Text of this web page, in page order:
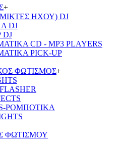
+
ΗΧΟΥ) DJ
DJ
CD - ΜΡ3 PLAYERS
PICK-UP
ΦΩΤΙΣΜΟΣ+
ΡΟΜΠΟΤΙΚΑ
ΦΩΤΙΣΜΟΥ